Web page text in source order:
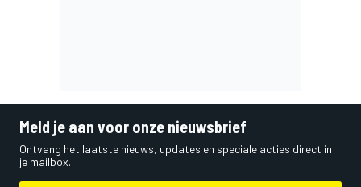
Meld je aan voor onze nieuwsbrief
Ontvang het laatste nieuws, updates en speciale acties direct in
je mailbox.